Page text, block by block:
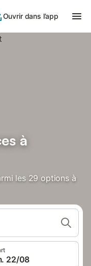
Ouvrir dans l’app
à
les 29 options à
22/08